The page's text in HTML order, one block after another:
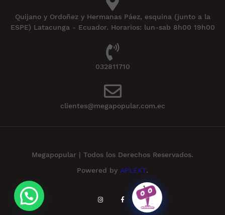
Quijano y Ordoñez y Hermanas Páez, esquina (junto a la
ESPE) Latacunga - Ecuador. Horarios: lun-sab 8h00 19h00
032811710
clientes@megapopular.com.ec
Megapopular | Todos los Derechos Reservados.
Powered by APLEXT.